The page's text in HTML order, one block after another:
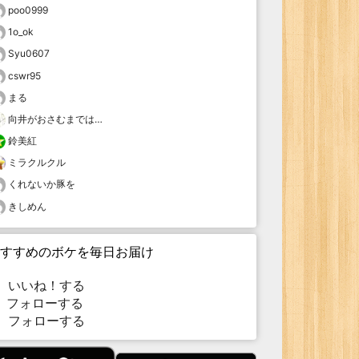
poo0999
1o_ok
Syu0607
cswr95
まる
向井がおさむまでは…
鈴美紅
ミラクルクル
くれないか豚を
きしめん
すめのボケを毎日お届け
いいね！する
ォローする
フォローする